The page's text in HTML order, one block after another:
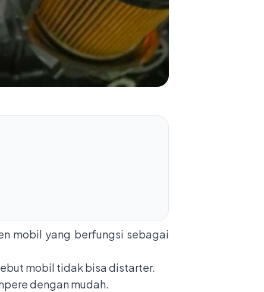
mobil yang berfungsi sebagai
mobil tidak bisa distarter.
dengan mudah.